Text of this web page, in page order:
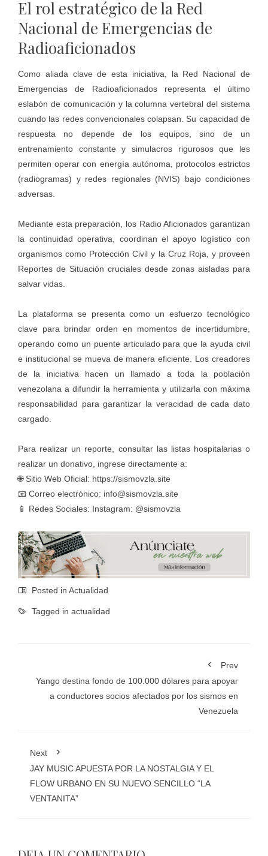
El rol estratégico de la Red
Nacional de Emergencias de
Radioaficionados
Como aliada clave de esta iniciativa, la Red Nacional de
Emergencias de Radioaficionados representa el último
eslabón de comunicación y la columna vertebral del sistema
cuando las redes convencionales colapsan. Su capacidad de
respuesta no depende de los equipos, sino de un
entrenamiento constante y simulacros rigurosos que les
permiten operar con energía autónoma, protocolos estrictos
(radiogramas) y redes regionales (NVIS) bajo condiciones
adversas.
Mediante esta preparación, los Radio Aficionados garantizan
la continuidad operativa, coordinan el apoyo logístico con
organismos como Protección Civil y la Cruz Roja, y proveen
Reportes de Situación cruciales desde zonas aisladas para
salvar vidas.
La plataforma se presenta como un esfuerzo tecnológico
clave para brindar orden en momentos de incertidumbre,
operando como un puente articulado para que la ayuda civil
e institucional se mueva de manera eficiente. Los creadores
de la iniciativa hacen un llamado a toda la población
venezolana a difundir la herramienta y utilizarla con máxima
responsabilidad para garantizar la veracidad de cada dato
cargado.
Para realizar un reporte, consultar las listas hospitalarias o
realizar un donativo, ingrese directamente a:
🌐 Sitio Web Oficial: https://sismovzla.site
📧 Correo electrónico: info@sismovzla.site
📱 Redes Sociales: Instagram: @sismovzla
Posted in Actualidad
Tagged in actualidad
Prev
Yango destina fondo de 100.000 dólares para apoyar
a conductores socios afectados por los sismos en
Venezuela
Next
JAY MUSIC APUESTA POR LA NOSTALGIA Y EL
FLOW URBANO EN SU NUEVO SENCILLO “LA
VENTANITA”